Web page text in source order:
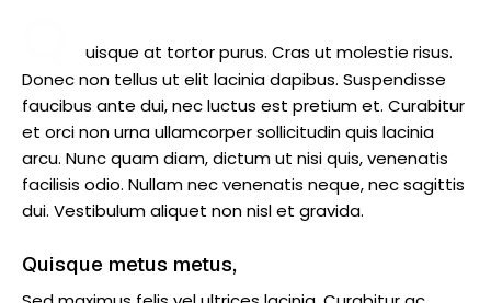
uisque at tortor purus. Cras ut molestie risus.
Donec non tellus ut elit lacinia dapibus. Suspendisse
faucibus ante dui, nec luctus est pretium et. Curabitur
et orci non urna ullamcorper sollicitudin quis lacinia
arcu. Nunc quam diam, dictum ut nisi quis, venenatis
facilisis odio. Nullam nec venenatis neque, nec sagittis
dui. Vestibulum aliquet non nisl et gravida.
Quisque metus metus,